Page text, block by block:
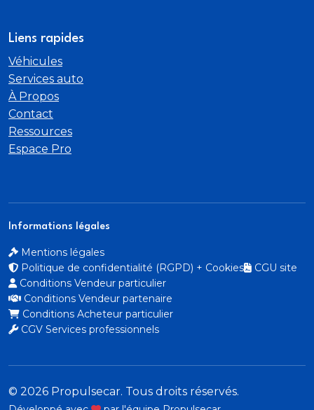
Liens rapides
Véhicules
Services auto
À Propos
Contact
Ressources
Espace Pro
Informations légales
Mentions légales
Politique de confidentialité (RGPD) + Cookies
CGU site
Conditions Vendeur particulier
Conditions Vendeur partenaire
Conditions Acheteur particulier
CGV Services professionnels
© 2026 Propulsecar. Tous droits réservés.